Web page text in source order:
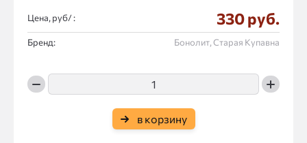
Цена, руб/ : 330 руб.
Бренд: Бонолит, Старая Купавна
в корзину